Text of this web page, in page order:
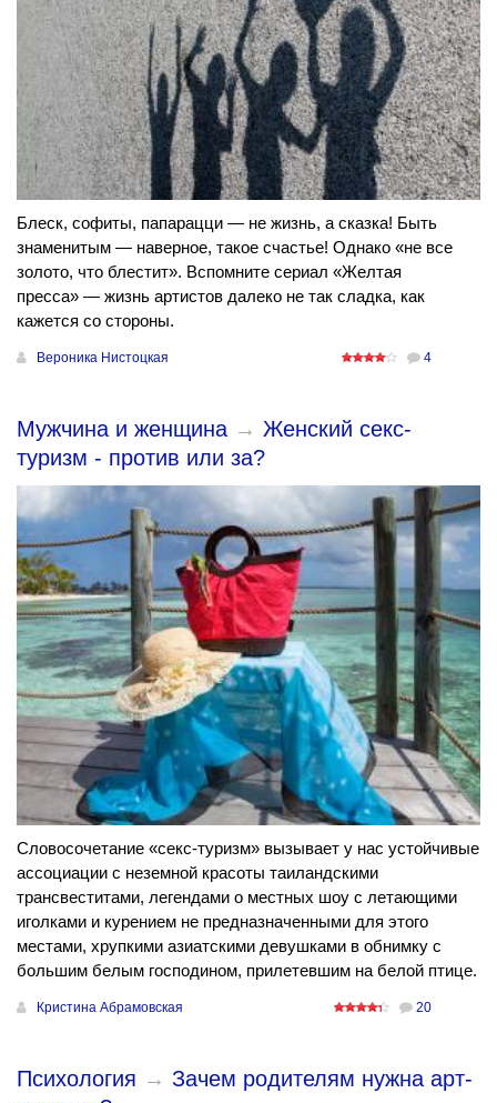
Блеск, софиты, папарацци — не жизнь, а сказка! Быть
знаменитым — наверное, такое счастье! Однако «не все
золото, что блестит». Вспомните сериал «Желтая
пресса» — жизнь артистов далеко не так сладка, как
кажется со стороны.
Вероника Нистоцкая 4
Мужчина и женщина → Женский секс-
туризм - против или за?
Словосочетание «секс-туризм» вызывает у нас устойчивые
ассоциации с неземной красоты таиландскими
трансвеститами, легендами о местных шоу с летающими
иголками и курением не предназначенными для этого
местами, хрупкими азиатскими девушками в обнимку с
большим белым господином, прилетевшим на белой птице.
Кристина Абрамовская 20
Психология → Зачем родителям нужна арт-